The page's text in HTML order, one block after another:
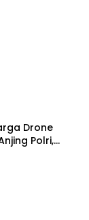
Drone
Polri,